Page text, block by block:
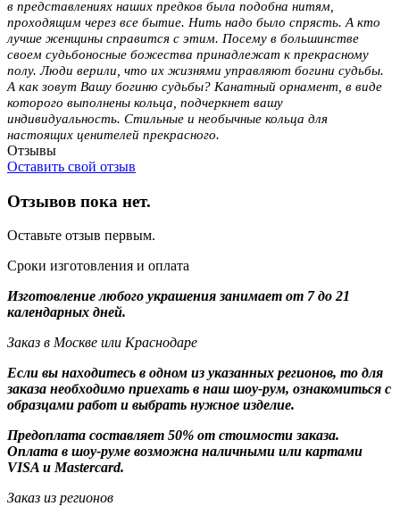
в представлениях наших предков была подобна нитям,
проходящим через все бытие. Нить надо было спрясть. А кто
лучше женщины справится с этим. Посему в большинстве
своем судьбоносные божества принадлежат к прекрасному
полу. Люди верили, что их жизнями управляют богини судьбы.
А как зовут Вашу богиню судьбы? Канатный орнамент, в виде
которого выполнены кольца, подчеркнет вашу
индивидуальность. Стильные и необычные кольца для
настоящих ценителей прекрасного.
Отзывы
Оставить свой отзыв
Отзывов пока нет.
Оставьте отзыв первым.
Сроки изготовления и оплата
Изготовление любого украшения занимает от 7 до 21
календарных дней.
Заказ в Москве или Краснодаре
Если вы находитесь в одном из указанных регионов, то для
заказа необходимо приехать в наш шоу-рум, ознакомиться с
образцами работ и выбрать нужное изделие.
Предоплата составляет 50% от стоимости заказа.
Оплата в шоу-руме возможна наличными или картами
VISA и Mastercard.
Заказ из регионов